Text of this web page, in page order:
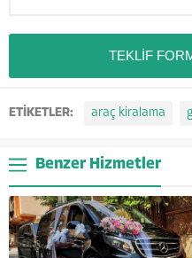
ETİKETLER: araç kiralama
Benzer Hizmetler